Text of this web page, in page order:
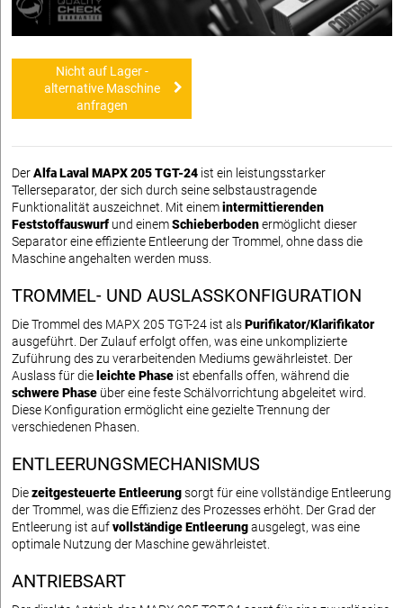
Nicht auf Lager -
alternative Maschine
anfragen
DerAlfa Laval MAPX 205 TGT-24 ist ein leistungsstarker
Tellerseparator, der sich durch seine selbstaustragende
Funktionalität auszeichnet. Mit einemintermittierenden
Feststoffauswurf und einemSchieberbodenermöglicht dieser
Separator eine effiziente Entleerung der Trommel, ohne dass die
Maschine angehalten werden muss.
TROMMEL- UND AUSLASSKONFIGURATION
Die Trommel des MAPX 205 TGT-24 ist alsPurifikator/Klarifikator
ausgeführt. Der Zulauf erfolgt offen, was eine unkomplizierte
Zuführung des zu verarbeitenden Mediums gewährleistet. Der
Auslass für die leichte Phase ist ebenfalls offen, während die
schwere Phase über eine feste Schälvorrichtung abgeleitet wird.
Diese Konfiguration ermöglicht eine gezielte Trennung der
verschiedenen Phasen.
ENTLEERUNGSMECHANISMUS
Diezeitgesteuerte Entleerungsorgt für eine vollständige Entleerung
der Trommel, was die Effizienz des Prozesses erhöht. Der Grad der
Entleerung ist aufvollständige Entleerungausgelegt, was eine
optimale Nutzung der Maschine gewährleistet.
ANTRIEBSART